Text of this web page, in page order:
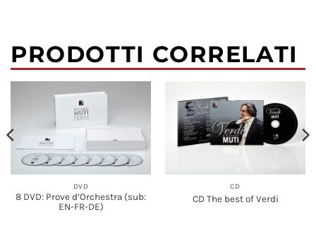
PRODOTTI CORRELATI
DVD
8 DVD: Prove d’Orchestra (sub:
EN-FR-DE)
CD
CD The best of Verdi